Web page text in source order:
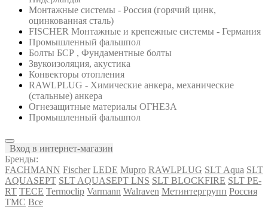
Монтажные системы - Россия (горячий цинк,
оцинкованная сталь)
FISCHER Монтажные и крепежные системы - Германия
Промышленный фальшпол
Болты БСР , Фундаментные болты
Звукоизоляция, акустика
Конвекторы отопления
RAWLPLUG - Химические анкера, механические
(стальные) анкера
Огнезащитные материалы ОГНЕЗА
Промышленный фальшпол
Вход в интернет-магазин
Бренды:
FACHMANN Fischer LEDE Mupro RAWLPLUG SLT Aqua SLT
AQUASEPT SLT AQUASEPT LNS SLT BLOCKFIRE SLT PE-
RT TECE Termoclip Varmann Walraven Метинтергрупп Россия
ТМС Все